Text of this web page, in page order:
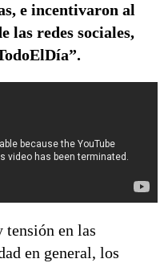
e incentivaron al
las redes sociales,
tensión en las
en general, los